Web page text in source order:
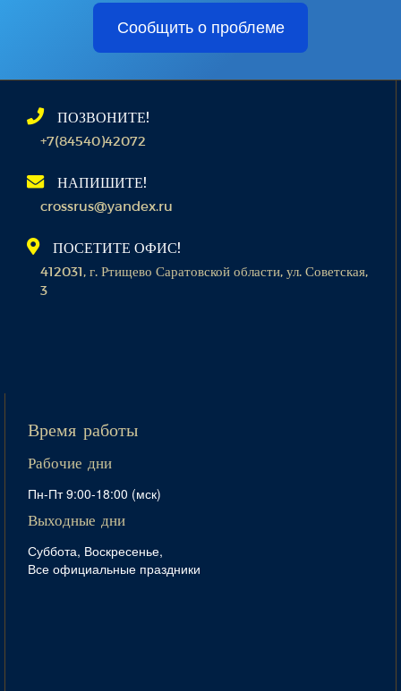
Сообщить о проблеме
ПОЗВОНИТЕ!
+7(84540)42072
НАПИШИТЕ!
crossrus@yandex.ru
ПОСЕТИТЕ ОФИС!
412031, г. Ртищево Саратовской области, ул. Советская,
3
Время работы
Рабочие дни
Пн-Пт 9:00-18:00 (мск)
Выходные дни
Суббота, Воскресенье,
Все официальные праздники